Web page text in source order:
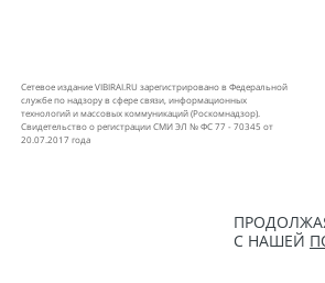
Сетевое издание VIBIRAI.RU зарегистрировано в Федеральной
службе по надзору в сфере связи, информационных
технологий и массовых коммуникаций (Роскомнадзор).
Свидетельство о регистрации СМИ ЭЛ № ФС 77 - 70345 от
20.07.2017 года
С НАШЕЙ